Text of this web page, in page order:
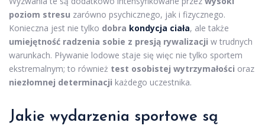
poziom stresu zarówno psychicznego, jak i fizycznego.
Konieczna jest nie tylko dobra kondycja ciała, ale także
umiejętność radzenia sobie z presją rywalizacji w trudnych
warunkach. Pływanie lodowe staje się więc nie tylko sportem
ekstremalnym; to również test osobistej wytrzymałości oraz
niezłomnej determinacji każdego uczestnika.
Jakie wydarzenia sportowe są